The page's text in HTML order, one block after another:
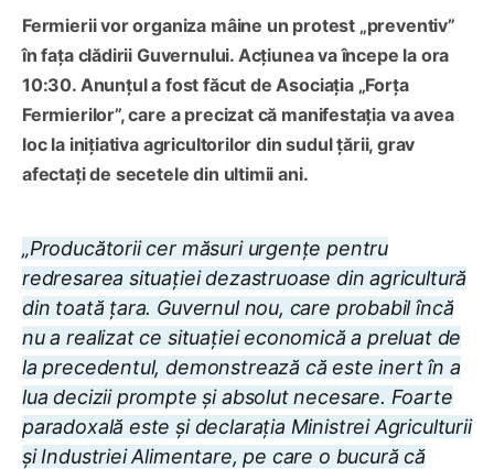
Fermierii vor organiza mâine un protest „preventiv”
în fața clădirii Guvernului. Acțiunea va începe la ora
10:30. Anunțul a fost făcut de Asociația „Forța
Fermierilor”, care a precizat că manifestația va avea
loc la inițiativa agricultorilor din sudul țării, grav
afectați de secetele din ultimii ani.
„Producătorii cer măsuri urgențe pentru
redresarea situației dezastruoase din agricultură
din toată țara. Guvernul nou, care probabil încă
nu a realizat ce situației economică a preluat de
la precedentul, demonstrează că este inert în a
lua decizii prompte și absolut necesare. Foarte
paradoxală este și declarația Ministrei Agriculturii
și Industriei Alimentare, pe care o bucură că